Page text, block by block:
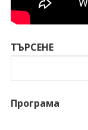
ТЪРСЕНЕ
Програма